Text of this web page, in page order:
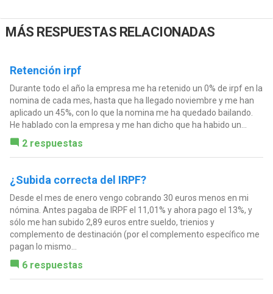
MÁS RESPUESTAS RELACIONADAS
Retención irpf
Durante todo el año la empresa me ha retenido un 0% de irpf en la
nomina de cada mes, hasta que ha llegado noviembre y me han
aplicado un 45%, con lo que la nomina me ha quedado bailando.
He hablado con la empresa y me han dicho que ha habido un...
2 respuestas
¿Subida correcta del IRPF?
Desde el mes de enero vengo cobrando 30 euros menos en mi
nómina. Antes pagaba de IRPF el 11,01% y ahora pago el 13%, y
sólo me han subido 2,89 euros entre sueldo, trienios y
complemento de destinación (por el complemento específico me
pagan lo mismo...
6 respuestas